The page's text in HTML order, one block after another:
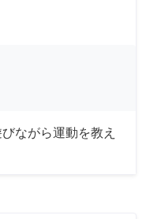
ながら運動を教え